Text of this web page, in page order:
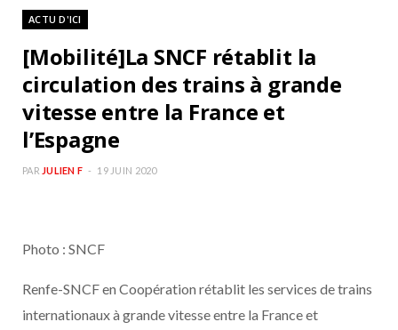
ACTU D'ICI
[Mobilité]La SNCF rétablit la
circulation des trains à grande
vitesse entre la France et
l’Espagne
PAR JULIEN F 19 JUIN 2020
Photo : SNCF
Renfe-SNCF en Coopération rétablit les services de trains
internationaux à grande vitesse entre la France et